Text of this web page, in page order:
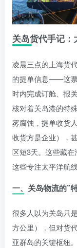
关岛货代手记：
凌晨三点的上海货
的提单信息——这票
时内完成订舱、报
核对着关岛港的特
雾腐蚀，提单收货
收货方是企业），
区短3天。这些藏在
这些专注太平洋航
一、关岛物流的”
很多人以为关岛只
方公里），但对货
亚群岛的关键枢纽